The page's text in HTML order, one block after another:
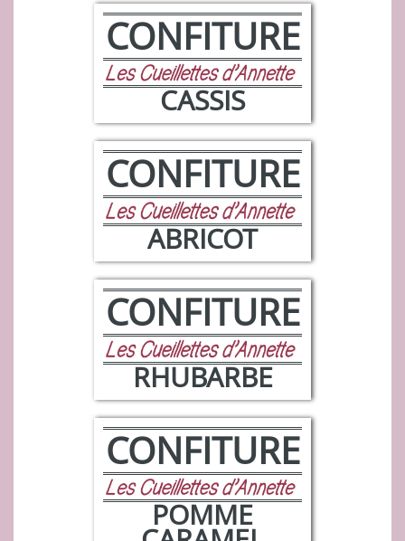
CONFITURE
CASSIS
CONFITURE
ABRICOT
CONFITURE
RHUBARBE
CONFITURE
POMME